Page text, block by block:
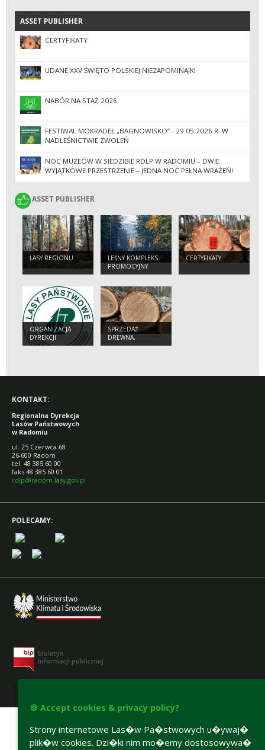
ASSET PUBLISHER
ASSET PUBLISHER
CERTYFIKATY
UDANE XXV ŚWIĘTO POLSKIEJ NIEZAPOMINAJKI
NABÓR NA STAŻ 2026
FESTIWAL MOKRADEŁ „BAGNOWISKO” - 29.05.2026 R. W
NADLEŚNICTWIE ZWOLEŃ
NOC MUZEÓW W SIEDZIBIE RDLP W RADOMIU – DWIE
WYJĄTKOWE PRZESTRZENIE – JEDNA NOC PEŁNA WRAŻEŃ!
ASSET PUBLISHER
ASSET PUBLISHER
LASY REGIONU
LEŚNY KOMPLEKS
PROMOCYJNY
"PUSZCZA
CERTYFIKATY
ORGANIZACJA
DYREKCJI
SPRZEDAŻ
DREWNA,
CHOINEK,
KONTAKT:
Regionalna Dyrekcja
Lasów Państwowych
w Radomiu
ul. 25 Czerwca 68
26-600 Radom
tel. 48 385 60 00
faks 48 385 60 01
rdlp@radom.lasy.gov.pl
POLECAMY:
🍪 Accept cookies & privacy policy?
Strony internetowe Las�w Pa�stwowych u�ywaj�
plik�w cookies. Dzi�ki nim mo�emy dostosowywa�